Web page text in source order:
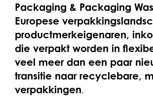
Packaging & Packaging
Europese
productmerkeigenaren,
die verpakt worden in
veel meer dan een paar
transitie naar recyclebare,
verpakkingen.